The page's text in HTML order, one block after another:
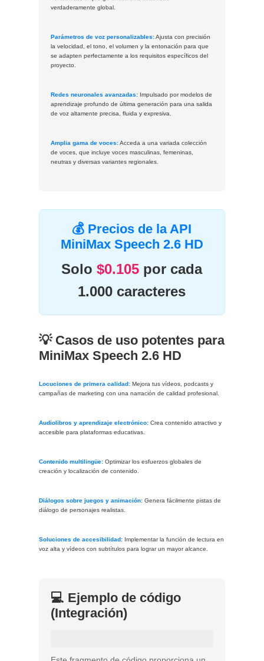
verdaderamente global.
Parámetros de voz personalizables:Ajusta con precisión
la velocidad, el tono, el volumen y la entonación para que
se adapten perfectamente a los requisitos específicos del
proyecto.
Redes neuronales avanzadas: Impulsado por modelos de
aprendizaje profundo de última generación para una salida
de voz altamente precisa, fluida y expresiva.
Amplia gama de voces:Acceda a una variada colección
de voces, que incluye voces masculinas, femeninas,
neutras y diversas variantes regionales.
💰 Precios de la API
MiniMax Speech 2.6 HD
Solo$0.105 por cada
1.000 caracteres
💡 Casos de uso potentes para
MiniMax Speech 2.6 HD
Locuciones de primera calidad: Mejora tus vídeos, podcasts y
campañas de marketing con una narración de calidad profesional.
Audiolibros y aprendizaje electrónico: Crea contenido atractivo y
accesible para plataformas educativas.
Contenido multilingüe: Optimizar los esfuerzos globales de
creación y localización de contenido.
Diálogos sobre juegos y animación: Genera fácilmente pistas de
diálogo de personajes realistas.
Soluciones de accesibilidad: Implementar la función de lectura en
voz alta y vídeos con subtítulos para lograr un mayor alcance.
💻 Ejemplo de código
(Integración)